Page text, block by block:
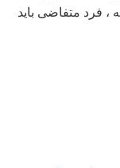
، فرد متفاضی باید